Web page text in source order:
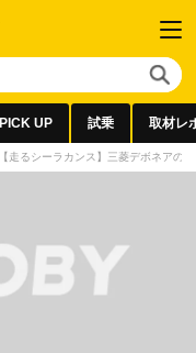
PICK UP 試乗 取材レ
【走るシーラカンス】三菱デボネアの